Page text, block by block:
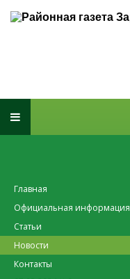
Главная
Официальная информация
Статьи
Новости
Контакты